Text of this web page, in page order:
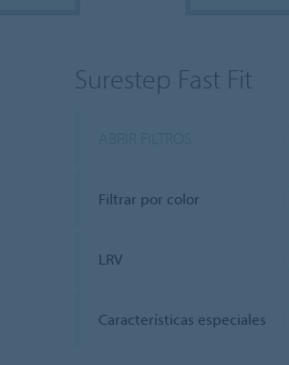
Surestep Fast Fit
Filtrar por color
LRV
Características especiales